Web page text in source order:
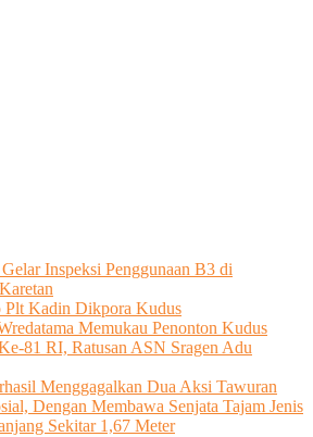
Inspeksi Penggunaan B3 di
Plt Kadin Dikpora Kudus
Memukau Penonton Kudus
81 RI, Ratusan ASN Sragen Adu
Menggagalkan Dua Aksi Tawuran
Dengan Membawa Senjata Tajam Jenis
Sekitar 1,67 Meter